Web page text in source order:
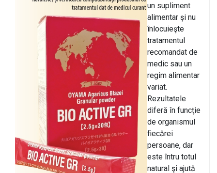
un supliment
alimentar şi nu
înlocuieşte
tratamentul
recomandat de
medic sau un
regim alimentar
variat.
Rezultatele
diferă în funcţie
de organismul
fiecărei
persoane, dar
este întru totul
natural şi ajută